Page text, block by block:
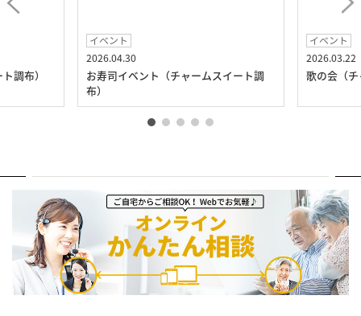
調布）
イベント
2026.04.30
お寿司イベント（チャームスイート調
布）
イベント
2026.03.22
歌の会（